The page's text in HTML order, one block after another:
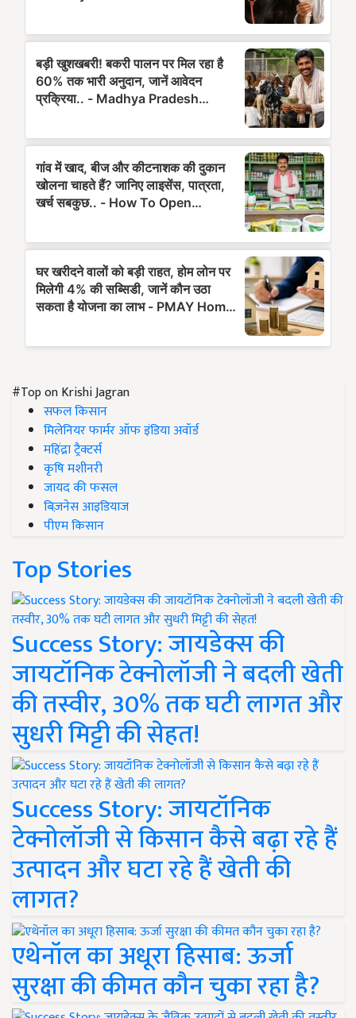
#Top on Krishi Jagran
सफल किसान
मिलेनियर फार्मर ऑफ इंडिया अवॉर्ड
महिंद्रा ट्रैक्टर्स
कृषि मशीनरी
जायद की फसल
बिज़नेस आइडियाज
पीएम किसान
Top Stories
Success Story: जायडेक्स की
जायटॉनिक टेक्नोलॉजी ने बदली खेती
की तस्वीर, 30% तक घटी लागत और
सुधरी मिट्टी की सेहत!
Success Story: जायटॉनिक
टेक्नोलॉजी से किसान कैसे बढ़ा रहे हैं
उत्पादन और घटा रहे हैं खेती की
लागत?
एथेनॉल का अधूरा हिसाब: ऊर्जा
सुरक्षा की कीमत कौन चुका रहा है?